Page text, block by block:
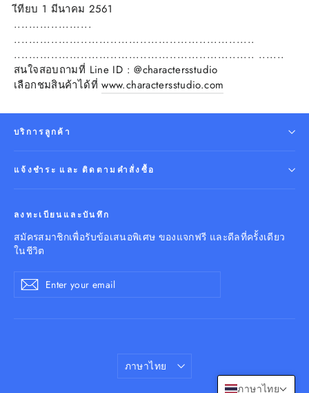
เีทียบ 1 มีนาคม 2561
.....................
.................................................................
................................................................. .......
สนใจสอบถามที่ Line ID : @charactersstudio
เลือกชมสินค้าได้ที่ www.charactersstudio.com
บริการลูกค้า
แจ้งชำระ และ ติดตามคำสั่งซื้อ
ลงทะเบียนและบันทึก
สมัครสมาชิกเพื่อรับข้อเสนอพิเศษ ของแจกฟรี และดีลที่ครั้งเดียว
ในชีวิต
Enter
your
Subscribe
Language
ภาษาไทย
ภาษาไทย